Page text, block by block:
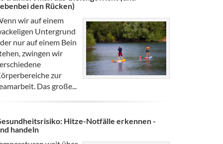
den Rücken)
wir auf einem
Untergrund
nur auf einem Bein
zwingen wir
zur
Das große...
Hitze-Notfälle erkennen -
handeln